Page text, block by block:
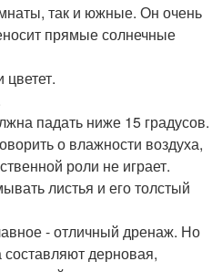
так и южные. Он очень
прямые солнечные
падать ниже 15 градусов.
о влажности воздуха,
роли не играет.
листья и его толстый
- отличный дренаж. Но
дерновая,